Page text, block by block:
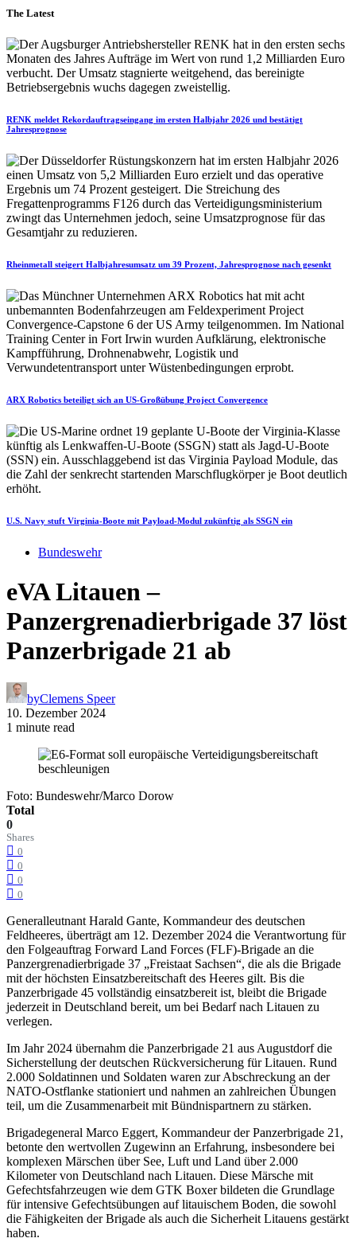
The Latest
RENK meldet Rekordauftragseingang im ersten Halbjahr 2026 und bestätigt
Jahresprognose
Rheinmetall steigert Halbjahresumsatz um 39 Prozent, Jahresprognose nach gesenkt
ARX Robotics beteiligt sich an US-Großübung Project Convergence
U.S. Navy stuft Virginia-Boote mit Payload-Modul zukünftig als SSGN ein
Bundeswehr
eVA Litauen –
Panzergrenadierbrigade 37 löst
Panzerbrigade 21 ab
byClemens Speer
10. Dezember 2024
1 minute read
Foto: Bundeswehr/Marco Dorow
Total
0
Shares
0
0
0
0
Generalleutnant Harald Gante, Kommandeur des deutschen
Feldheeres, überträgt am 12. Dezember 2024 die Verantwortung für
den Folgeauftrag Forward Land Forces (FLF)-Brigade an die
Panzergrenadierbrigade 37 „Freistaat Sachsen“, die als die Brigade
mit der höchsten Einsatzbereitschaft des Heeres gilt. Bis die
Panzerbrigade 45 vollständig einsatzbereit ist, bleibt die Brigade
jederzeit in Deutschland bereit, um bei Bedarf nach Litauen zu
verlegen.
Im Jahr 2024 übernahm die Panzerbrigade 21 aus Augustdorf die
Sicherstellung der deutschen Rückversicherung für Litauen. Rund
2.000 Soldatinnen und Soldaten waren zur Abschreckung an der
NATO-Ostflanke stationiert und nahmen an zahlreichen Übungen
teil, um die Zusammenarbeit mit Bündnispartnern zu stärken.
Brigadegeneral Marco Eggert, Kommandeur der Panzerbrigade 21,
betonte den wertvollen Zugewinn an Erfahrung, insbesondere bei
komplexen Märschen über See, Luft und Land über 2.000
Kilometer von Deutschland nach Litauen. Diese Märsche mit
Gefechtsfahrzeugen wie dem GTK Boxer bildeten die Grundlage
für intensive Gefechtsübungen auf litauischem Boden, die sowohl
die Fähigkeiten der Brigade als auch die Sicherheit Litauens gestärkt
haben.